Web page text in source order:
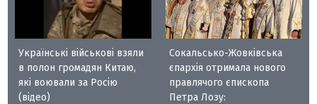
Українські військові взяли
в полон громадян Китаю,
які воювали за Росію
(відео)
Сокальсько-Жовківська
єпархія отримала нового
правлячого єпископа
Петра Лозу: